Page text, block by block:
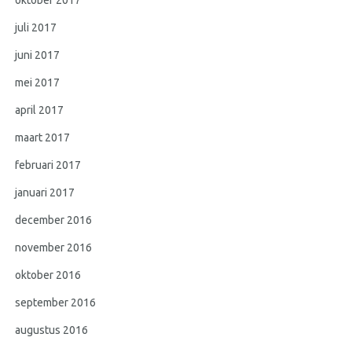
juli 2017
juni 2017
mei 2017
april 2017
maart 2017
februari 2017
januari 2017
december 2016
november 2016
oktober 2016
september 2016
augustus 2016